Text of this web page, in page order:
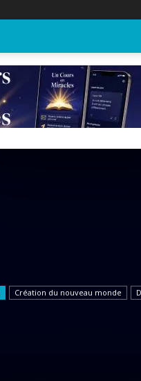
Création du nouveau monde